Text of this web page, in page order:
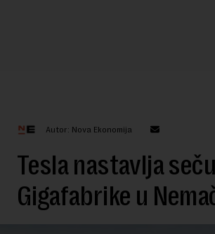
Autor: Nova Ekonomija
Tesla nastavlja
Gigafabrike u